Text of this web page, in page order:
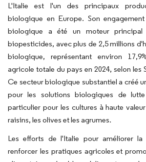
L'Italie est l'un des principaux
biologique en Europe. Son
biologique a été un moteur
biopesticides, avec plus de 2,5 millions
biologique, représentant environ
agricole totale du pays en 2024, selon les
Ce secteur biologique substantiel a créé
pour les solutions biologiques de
particulier pour les cultures à haute
raisins, les olives et les agrumes.
Les efforts de l'Italie pour améliorer la
renforcer les pratiques agricoles et